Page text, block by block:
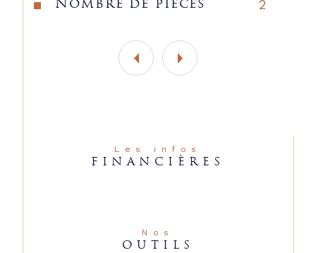
Nombre de pièces 2
Les infos
FINANCIÈRES
Nos
OUTILS